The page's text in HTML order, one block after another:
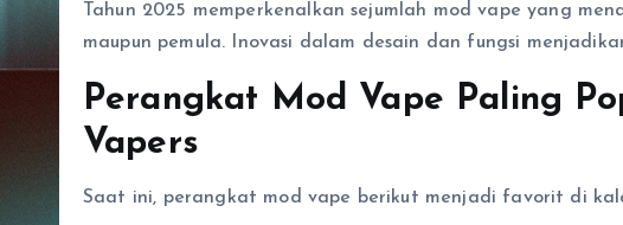
Tahun 2025 memperkenalkan sejumlah mod vape yang
maupun pemula. Inovasi dalam desain dan fungsi
Perangkat Mod Vape Paling
Vapers
Saat ini, perangkat mod vape berikut menjadi favorit di